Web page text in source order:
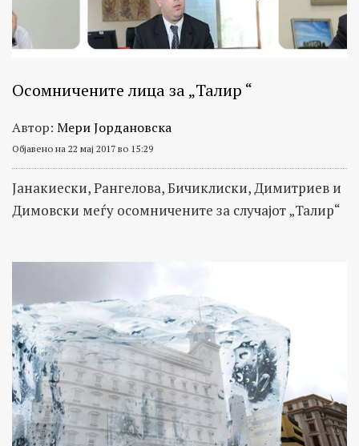
Осомничените лица за „Талир “
Автор: Мери Јордановска
Објавено на 22 мај 2017 во 15:29
Јанакиески, Рангелова, Бичиклиски, Димитриев и
Димовски меѓу осомничените за случајот „Талир“